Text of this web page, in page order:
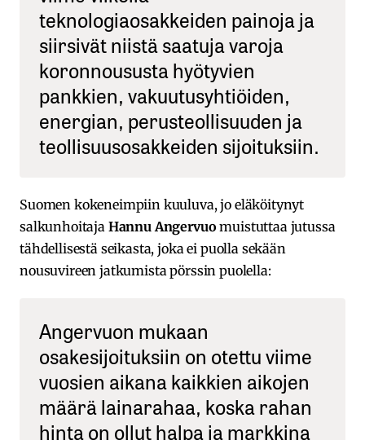
teknologiaosakkeiden painoja ja
siirsivät niistä saatuja varoja
koronnoususta hyötyvien
pankkien, vakuutusyhtiöiden,
energian, perusteollisuuden ja
teollisuusosakkeiden sijoituksiin.
Suomen kokeneimpiin kuuluva, jo eläköitynyt
salkunhoitaja Hannu Angervuo muistuttaa jutussa
tähdellisestä seikasta, joka ei puolla sekään
nousuvireen jatkumista pörssin puolella:
Angervuon mukaan
osakesijoituksiin on otettu viime
vuosien aikana kaikkien aikojen
määrä lainarahaa, koska rahan
hinta on ollut halpa ja markkina